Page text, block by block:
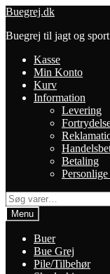
Spring
navigation
Spring
indhold
Buegrej.dk
Buegrej til jagt og sport
Kasse
Min Konto
Kurv
Information
Levering
Betaling
Søg
efter:
Menu
Buer
Bue Grej
Pile/Tilbehør